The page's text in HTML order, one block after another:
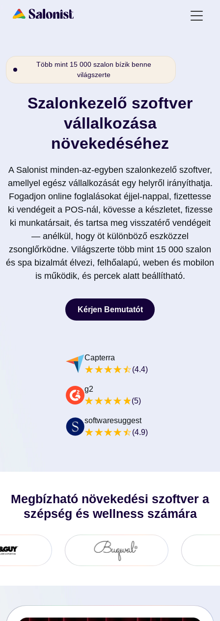
Több mint 15 000 szalon bízik benne
világszerte
Szalonkezelő szoftver
vállalkozása
növekedéséhez
A Salonist minden-az-egyben szalonkezelő szoftver,
amellyel egész vállalkozását egy helyről irányíthatja.
Fogadjon online foglalásokat éjjel-nappal, fizettesse
ki vendégeit a POS-nál, kövesse a készletet, fizesse
ki munkatársait, és tartsa meg visszatérő vendégeit
— anélkül, hogy öt különböző eszközzel
zsonglőrködne. Világszerte több mint 15 000 szalon
és spa bizalmát élvezi, felhőalapú, weben és mobilon
is működik, és percek alatt beállítható.
Kérjen Bemutatót
Capterra
(4.4)
g2
(5)
softwaresuggest
(4.9)
Megbízható növekedési szoftver a
szépség és wellness számára